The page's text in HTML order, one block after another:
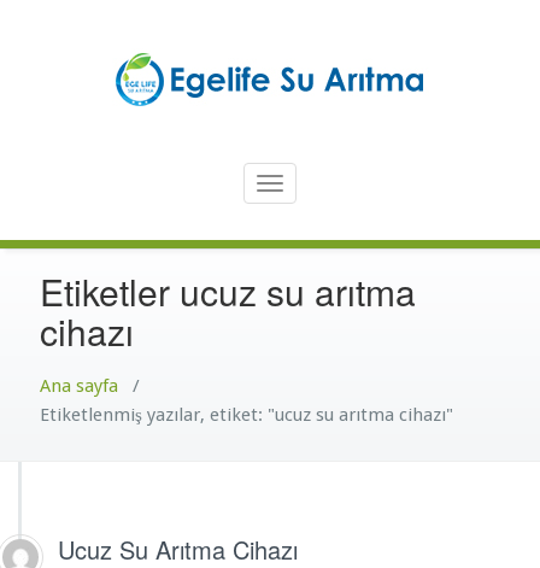
En İyi Su Arıtma Cihazı – Ege
Life Su Arıtma Cihazı
Toggle
navigation
Etiketler ucuz su arıtma
cihazı
Ana sayfa /
Etiketlenmiş yazılar, etiket: "ucuz su arıtma cihazı"
Ucuz Su Arıtma Cihazı